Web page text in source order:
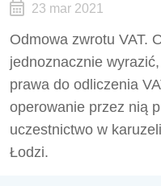
23 mar 2021
Odmowa zwrotu VAT.
jednoznacznie
prawa do odliczenia
operowanie przez nią
uczestnictwo w
Łodzi.